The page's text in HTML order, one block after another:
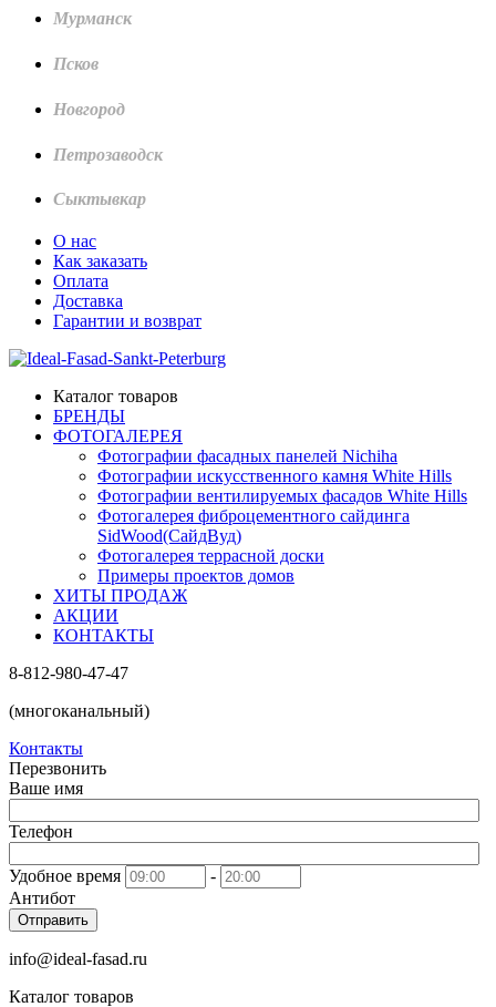
Мурманск
Псков
Новгород
Петрозаводск
Сыктывкар
О нас
Как заказать
Оплата
Доставка
Гарантии и возврат
Каталог товаров
БРЕНДЫ
ФОТОГАЛЕРЕЯ
Фотографии фасадных панелей Nichiha
Фотографии искусственного камня White Hills
Фотографии вентилируемых фасадов White Hills
Фотогалерея фиброцементного сайдинга
SidWood(СайдВуд)
Фотогалерея террасной доски
Примеры проектов домов
ХИТЫ ПРОДАЖ
АКЦИИ
КОНТАКТЫ
8-812-980-47-47
(многоканальный)
Контакты
Перезвонить
Ваше имя
Телефон
Удобное время
-
Антибот
Отправить
info@ideal-fasad.ru
Каталог товаров